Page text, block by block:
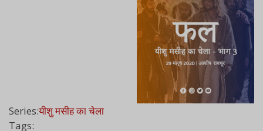
Series:यीशु मसीह का चेला
Tags: